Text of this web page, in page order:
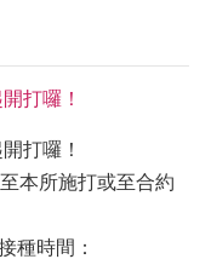
打囉！
打囉！
本所施打或至合約
種時間：